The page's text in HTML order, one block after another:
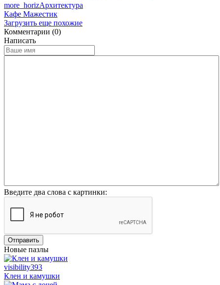
more_horizАрхитектура
Кафе Мажестик
Загрузить еще похожие
Комментарии (0)
Написать
Введите два слова с картинки:
Отправить
Новые пазлы
visibility393
Клен и камушки